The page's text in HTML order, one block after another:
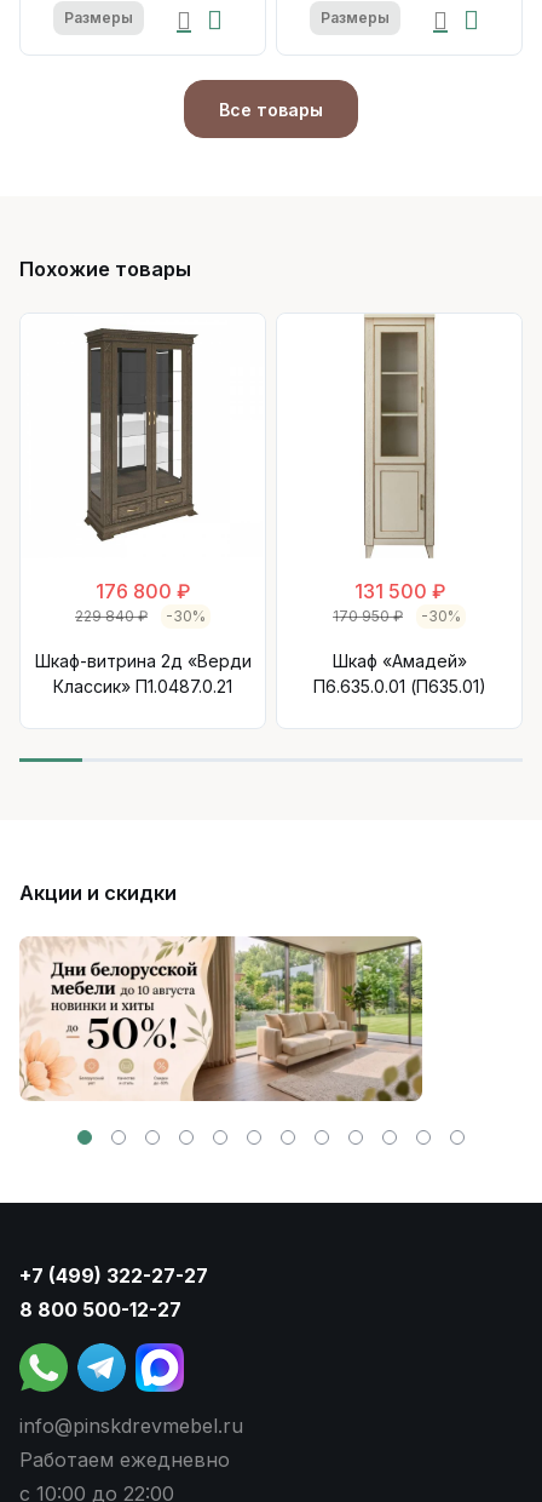
Размеры Размеры
Все товары
Похожие товары
176 800 ₽
229 840 ₽ -30%
Шкаф-витрина 2д «Верди
Классик» П1.0487.0.21
131 500 ₽
170 950 ₽ -30%
Шкаф «Амадей»
П6.635.0.01 (П635.01)
Акции и скидки
+7 (499) 322-27-27
8 800 500-12-27
info@pinskdrevmebel.ru
Работаем ежедневно
с 10:00 до 22:00